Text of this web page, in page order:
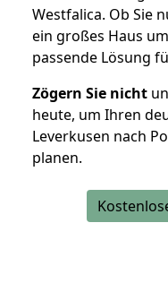
Westfalica. Ob Sie
ein großes Haus
passende Lösung
Zögern Sie nicht
heute, um Ihren
Leverkusen nach
planen.